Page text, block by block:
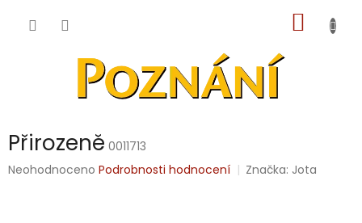
KOŠÍK
Přirozeně 0011713
Průměrné
Neohodnoceno Podrobnosti hodnocení Značka: Jota